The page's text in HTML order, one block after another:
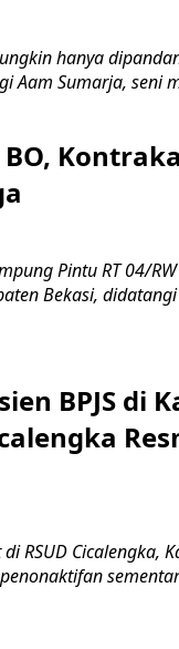
hanya
Aam Sumarja, seni
Pintu RT 04/
Bekasi,
BPJS di
di RSUD Cicalengka,